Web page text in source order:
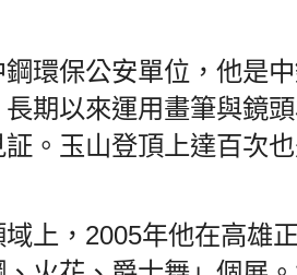
環保公安單位， 他是
期以來運用畫筆與鏡
。玉山登頂上達百次
域上，2005年他在高雄